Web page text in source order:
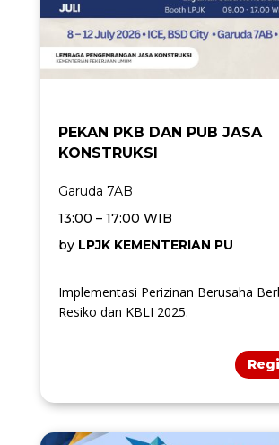
PEKAN PKB DAN PUB JASA
KONSTRUKSI
Garuda 7AB
13:00 – 17:00 WIB
by LPJK KEMENTERIAN PU
Implementasi Perizinan Berusaha
Resiko dan KBLI 2025.